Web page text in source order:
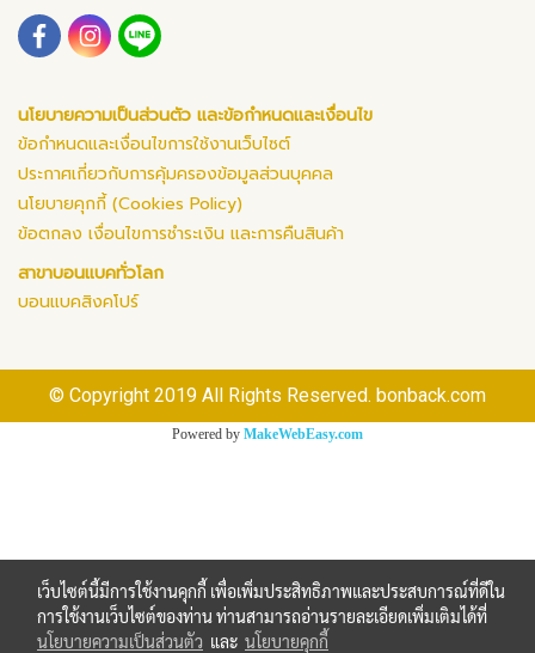
นโยบายความเป็นส่วนตัว และข้อกำหนดและเงื่อนไข
ข้อกำหนดและเงื่อนไขการใช้งานเว็บไซต์
ประกาศเกี่ยวกับการคุ้มครองข้อมูลส่วนบุคคล
นโยบายคุกกี้ (Cookies Policy)
ข้อตกลง เงื่อนไขการชำระเงิน และการคืนสินค้า
สาขาบอนแบคทั่วโลก
บอนแบคสิงคโปร์
© Copyright 2019 All Rights Reserved. bonback.com
Powered by MakeWebEasy.com
เว็บไซต์นี้มีการใช้งานคุกกี้ เพื่อเพิ่มประสิทธิภาพและประสบการณ์ที่ดีใน
การใช้งานเว็บไซต์ของท่าน ท่านสามารถอ่านรายละเอียดเพิ่มเติมได้ที่
นโยบายความเป็นส่วนตัว และ นโยบายคุกกี้